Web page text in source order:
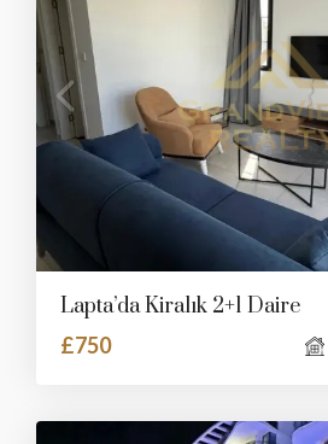
Lapta’da Kiralık 2+1 Daire
£750